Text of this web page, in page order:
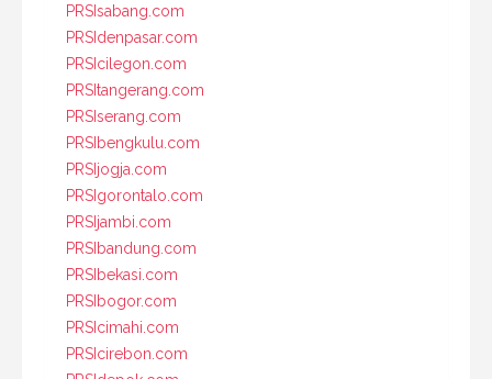
PRSIsabang.com
PRSIdenpasar.com
PRSIcilegon.com
PRSItangerang.com
PRSIserang.com
PRSIbengkulu.com
PRSIjogja.com
PRSIgorontalo.com
PRSIjambi.com
PRSIbandung.com
PRSIbekasi.com
PRSIbogor.com
PRSIcimahi.com
PRSIcirebon.com